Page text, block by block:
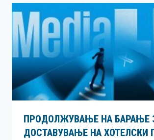
ПРОДОЛЖУВАЊЕ НА БАРАЊЕ
ДОСТАВУВАЊЕ НA ХОТЕЛСКИ